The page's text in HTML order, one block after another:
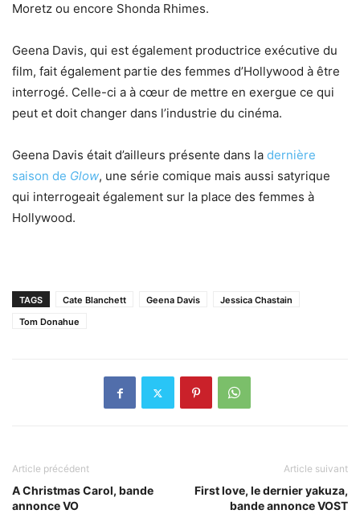
Moretz ou encore Shonda Rhimes.
Geena Davis, qui est également productrice exécutive du
film, fait également partie des femmes d’Hollywood à être
interrogé. Celle-ci a à cœur de mettre en exergue ce qui
peut et doit changer dans l’industrie du cinéma.
Geena Davis était d’ailleurs présente dans la dernière
saison de Glow, une série comique mais aussi satyrique
qui interrogeait également sur la place des femmes à
Hollywood.
TAGS Cate Blanchett Geena Davis
Jessica Chastain
Tom Donahue
Article précédent
A Christmas Carol, bande
annonce VO
Article suivant
First love, le dernier yakuza,
bande annonce VOST